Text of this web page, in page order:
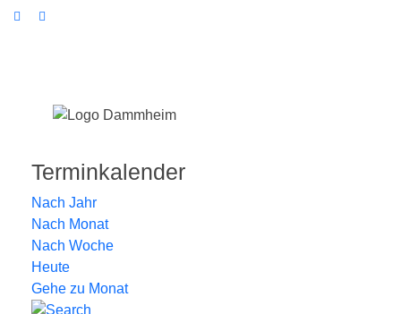
Terminkalender
Nach Jahr
Nach Monat
Nach Woche
Heute
Gehe zu Monat